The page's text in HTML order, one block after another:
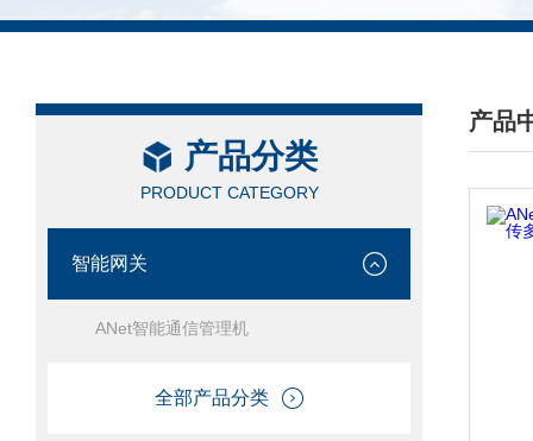
产品分类
PRODUCT CATEGORY
智能网关
ANet智能通信管理机
全部产品分类
产品
/